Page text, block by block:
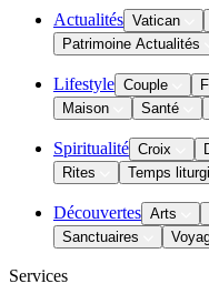
Actualités Vatican
Patrimoine Actualités
Lifestyle Couple
Maison
Santé
Spiritualité Croix
Rites
Temps
Découvertes Arts
Sanctuaires
Services